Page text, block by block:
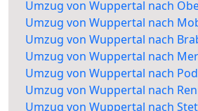
Umzug von Wuppertal nach
Umzug von Wuppertal nach
Umzug von Wuppertal nach
Umzug von Wuppertal nach
Umzug von Wuppertal nach
Umzug von Wuppertal nach
Umzug von Wuppertal nach